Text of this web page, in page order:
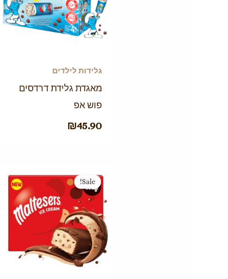
גלידות לילדים
מאגדת גלידת דרדסים
פוש אפ
₪45.90
Sale!
Sale!
המקורי
היה:
₪45.90.
הנוכחי
הוא:
₪39.90.